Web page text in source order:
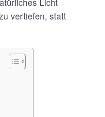
vertiefen, statt